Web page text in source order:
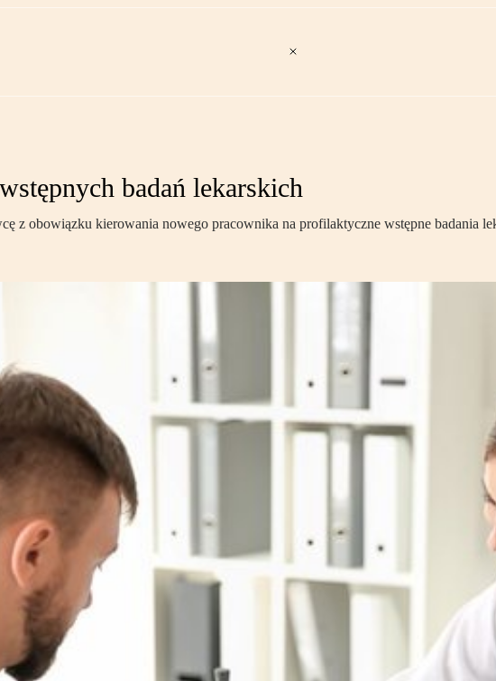
badań lekarskich
z obowiązku kierowania nowego pracownika na profilaktyczne wstępne badania